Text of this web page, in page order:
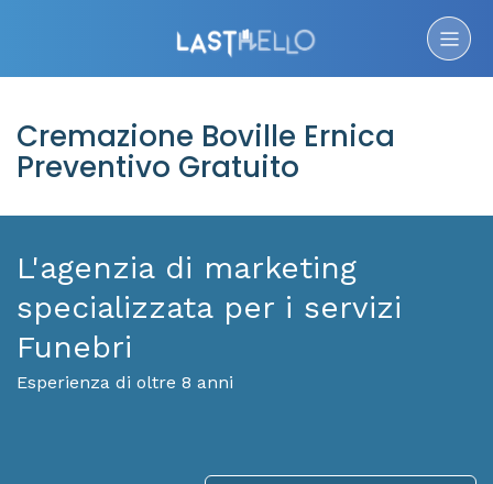
Cremazione Boville Ernica
Preventivo Gratuito
L'agenzia di marketing
specializzata per i servizi
Funebri
Esperienza di oltre 8 anni